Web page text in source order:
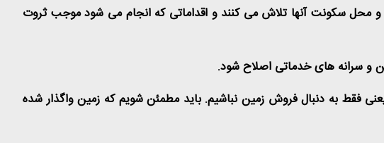
و محل سکونت آنها تلاش می کنند و اقداماتی که انجام می شود موجب ثروت
و سرانه های خدماتی اصلاح شود.
فقط به دنبال فروش زمین نباشیم. باید مطمئن شویم که زمین واگذار شده